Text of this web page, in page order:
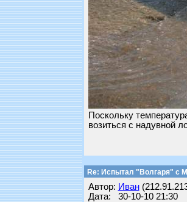
Поскольку
возиться с надувной
Re: Испытал "Волгаря" с
Автор: Иван
Дата: 30-10-10 21:30